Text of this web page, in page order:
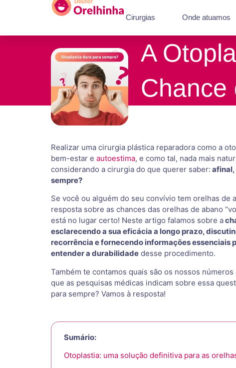
Cirurgias Onde atuamos
A
Chance
Realizar uma cirurgia plástica reparadora como a
bem-estar e autoestima, e como tal, nada mais
considerando a cirurgia do que querer saber: afinal,
sempre?
Se você ou alguém do seu convívio tem orelhas de
resposta sobre as chances das orelhas de abano
está no lugar certo! Neste artigo falamos sobre a
esclarecendo a sua eficácia a longo prazo,
recorrência e fornecendo informações essenciais
entender a durabilidade desse procedimento.
Também te contamos quais são os nossos
que as pesquisas médicas indicam sobre essa
para sempre? Vamos à resposta!
Sumário:
Otoplastia: uma solução definitiva para as